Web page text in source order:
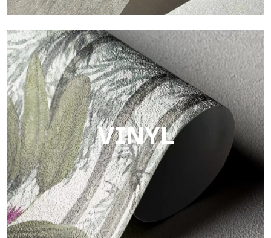
Touch
Oberfläche mit faseriger und unregelmäßiger Struktur und
einer weichen Textur, die Wärme und Authentizität vermittelt.
VINYL